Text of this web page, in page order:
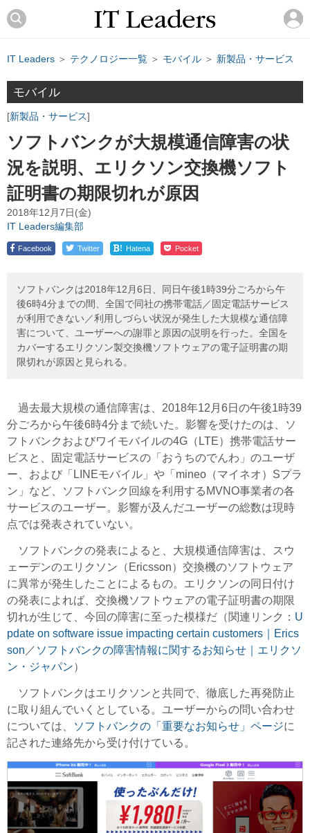
IT Leaders ＞ テクノロジー一覧 ＞ モバイル ＞ 新製品・サービス
モバイル
新製品・サービス
ソフトバンクが大規模通信障害の状
況を説明、エリクソン交換機ソフト
証明書の期限切れが原因
2018年12月7日(金)
IT Leaders編集部
Facebook Twitter ! Hatena Pocket
ソフトバンクは2018年12月6日、同日午後1時39分ごろから午
後6時4分までの間、全国で同社の携帯電話／固定電話サービス
が利用できない／利用しづらい状況が発生した大規模な通信障
害について、ユーザーへの謝罪と原因の説明を行った。全国を
カバーするエリクソン製交換機ソフトウェアの電子証明書の期
限切れが原因と見られる。
過去最大規模の通信障害は、2018年12月6日の午後1時39
分ごろから午後6時4分まで続いた。影響を受けたのは、ソ
フトバンクおよびワイモバイルの4G（LTE）携帯電話サー
ビスと、固定電話サービスの「おうちのでんわ」のユーザ
ー、および「LINEモバイル」や「mineo（マイネオ）Sプラ
ン」など、ソフトバンク回線を利用するMVNO事業者の各
サービスのユーザー。影響が及んだユーザーの総数は現時
点では発表されていない。
ソフトバンクの発表によると、大規模通信障害は、スウ
ェーデンのエリクソン（Ericsson）交換機のソフトウェア
に異常が発生したことによるもの。エリクソンの同日付け
の発表によれば、交換機ソフトウェアの電子証明書の期限
切れが生じて、今回の障害に至った模様だ（関連リンク： U
pdate on software issue impacting certain customers｜Erics
son ／ ソフトバンクの障害情報に関するお知らせ｜ エリクソ
ン・ジャパン）
ソフトバンクはエリクソンと共同で、徹底した再発防止
に取り組んでいくとしている。ユーザーからの問い合わせ
については、
ソフトバンクの「重要なお知らせ」ページに
記された連絡先から受け付けている。